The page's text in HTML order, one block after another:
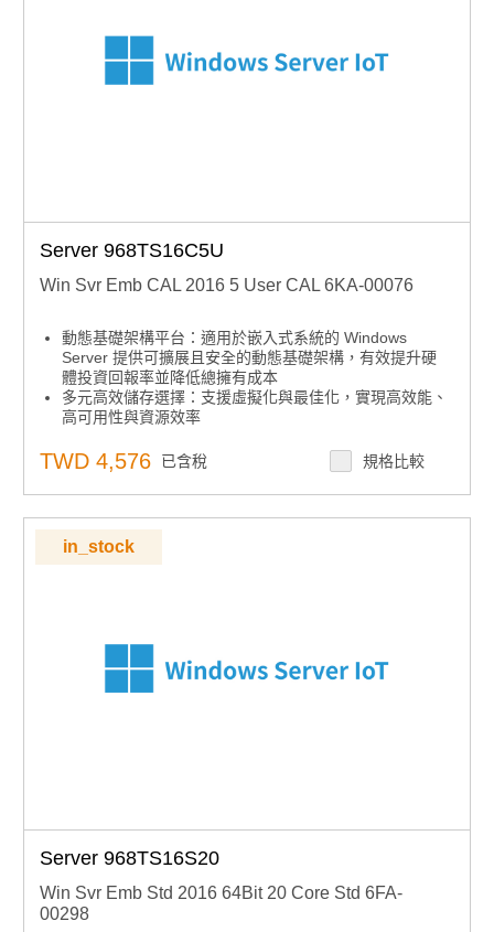
Server 968TS16C5U
Win Svr Emb CAL 2016 5 User CAL 6KA-00076
動態基礎架構平台：適用於嵌入式系統的 Windows
Server 提供可擴展且安全的動態基礎架構，有效提升硬
體投資回報率並降低總擁有成本
多元高效儲存選擇：支援虛擬化與最佳化，實現高效能、
高可用性與資源效率
負載部署，實現全自動化與遠端管理
集中安全控管：提供集中式存取與審核策略，結合內建安
全功能，協助設備鎖定
下單須知：微軟嵌入式授權產品下單後無法取消、退貨及
退款，下單前請務必確認型號正確
TWD 4,576 已含稅 規格比較
in_stock
Server 968TS16S20
Win Svr Emb Std 2016 64Bit 20 Core Std 6FA-
00298